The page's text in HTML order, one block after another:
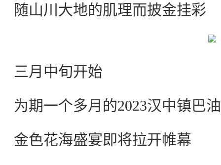
随山川大地的肌理而披金挂彩
三月中旬开始
为期一个多月的2023汉中镇巴
金色花海盛宴即将拉开帷幕